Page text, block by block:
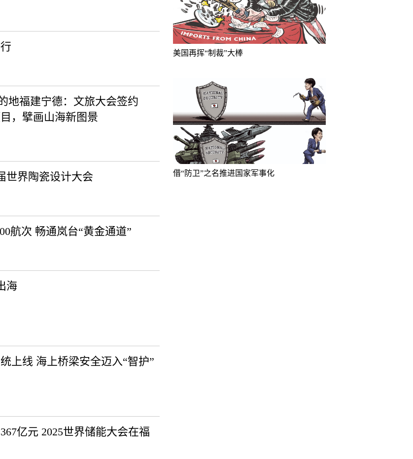
地福建宁德：文旅大会签约
，擘画山海新图景
世界陶瓷设计大会
航次 畅通岚台“黄金通道”
海
上线 海上桥梁安全迈入“智护”
亿元 2025世界储能大会在福
美国再挥“制裁”大棒
借“防卫”之名推进国家军事化